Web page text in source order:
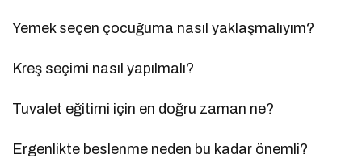
Yemek seçen çocuğuma nasıl yaklaşmalıyım?
Kreş seçimi nasıl yapılmalı?
Tuvalet eğitimi için en doğru zaman ne?
Ergenlikte beslenme neden bu kadar önemli?